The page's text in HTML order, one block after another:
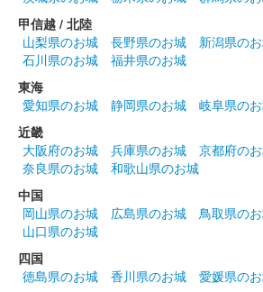
甲信越 / 北陸
山梨県のお城
長野県のお城 新潟県の
石川県のお城
福井県のお城
東海
愛知県のお城
静岡県のお城 岐阜県の
近畿
大阪府のお城
兵庫県のお城 京都府の
奈良県のお城
和歌山県のお城
中国
岡山県のお城
広島県のお城 鳥取県の
山口県のお城
四国
徳島県のお城
香川県のお城 愛媛県の